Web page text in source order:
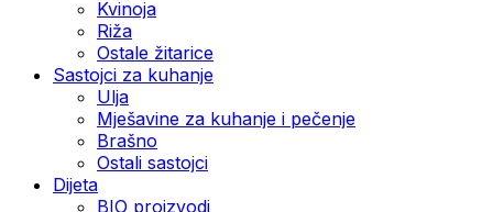
Kvinoja
Riža
Ostale žitarice
Sastojci za kuhanje
Ulja
Mješavine za kuhanje i pečenje
Brašno
Ostali sastojci
Dijeta
BIO proizvodi